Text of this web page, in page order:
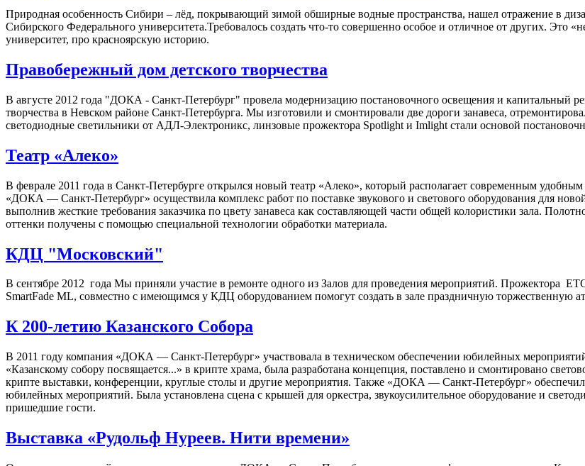
Природная особенность Сибири – лёд, покрывающий зимой обширные водные пространства, нашел отражение в
Сибирского Федерального университета.Требовалось создать что-то совершенно особое и отличное от других.
университет, про красноярскую историю.
Правобережный дом детского творчества
В августе 2012 года "ДОКА - Санкт-Петербург" провела модернизацию постановочного освещения и капитальный
творчества в Невском районе Санкт-Петербурга. Мы изготовили и смонтировали две дороги занавеса,
светодиодные светильники от АДЛ-Электроникс, линзовые прожектора Spotlight и Imlight стали основой
Театр «Алеко»
В феврале 2011 года в Санкт-Петербурге открылся новый театр «Алеко», который располагает современным
«ДОКА — Санкт-Петербург» осуществила комплекс работ по поставке звукового и светового оборудования для
выполнив жесткие требования заказчика по цвету занавеса как составляющей части общей колористики зала.
оттенки получены с помощью специальной технологии обработки материала.
КДЦ "Московский"
В сентябре 2012 года Мы приняли участие в ремонте одного из Залов для проведения мероприятий. Прожектора
SmartFade ML, совместно с имеющимся у КДЦ оборудованием помогут создать в зале праздничную торжественную
К 200-летию Казанского Собора
В 2011 году компания «ДОКА — Санкт-Петербург» участвовала в техническом обеспечении юбилейных
«Казанскому собору посвящается...» в крипте храма, была разработана концепция, поставлено и смонтировано
крипте выставки, конференции, круглые столы и другие мероприятия. Также «ДОКА — Санкт-Петербург»
юбилейных мероприятий. Была установлена сцена с крышей для оркестра, звукоусилительное оборудование и
пришедшие гости.
Выставка «Рудольф Нуреев. Нити времени»